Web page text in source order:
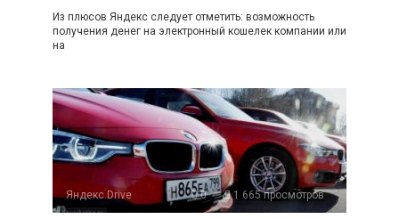
Из плюсов Яндекс следует отметить: возможность
получения денег на электронный кошелек компании или
на
Яндекс.Drive 0 1 665 просмотров